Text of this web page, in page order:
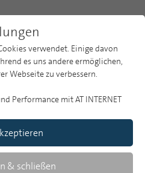
verwendet. Einige davon
es uns andere ermöglichen,
Webseite zu verbessern.
Performance mit AT INTERNET
& schließen